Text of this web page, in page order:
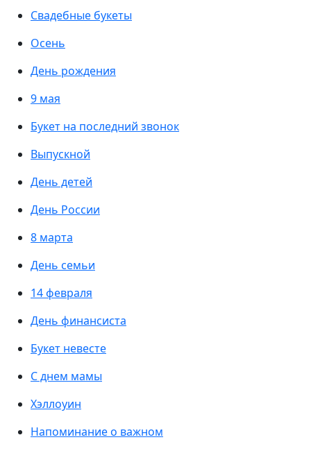
Свадебные букеты
Осень
День рождения
9 мая
Букет на последний звонок
Выпускной
День детей
День России
8 марта
День семьи
14 февраля
День финансиста
Букет невесте
С днем мамы
Хэллоуин
Напоминание о важном